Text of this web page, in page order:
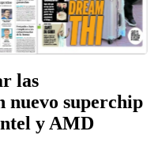
las
nuevo superchip
y AMD